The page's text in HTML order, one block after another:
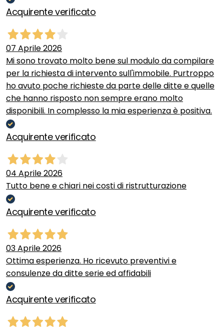
Acquirente verificato
07 Aprile 2026
Mi sono trovato molto bene sul modulo da compilare
per la richiesta di intervento sull'immobile. Purtroppo
ho avuto poche richieste da parte delle ditte e quelle
che hanno risposto non sempre erano molto
disponibili. In complesso la mia esperienza è positiva.
Acquirente verificato
04 Aprile 2026
Tutto bene e chiari nei costi di ristrutturazione
Acquirente verificato
03 Aprile 2026
Ottima esperienza. Ho ricevuto preventivi e
consulenze da ditte serie ed affidabili
Acquirente verificato